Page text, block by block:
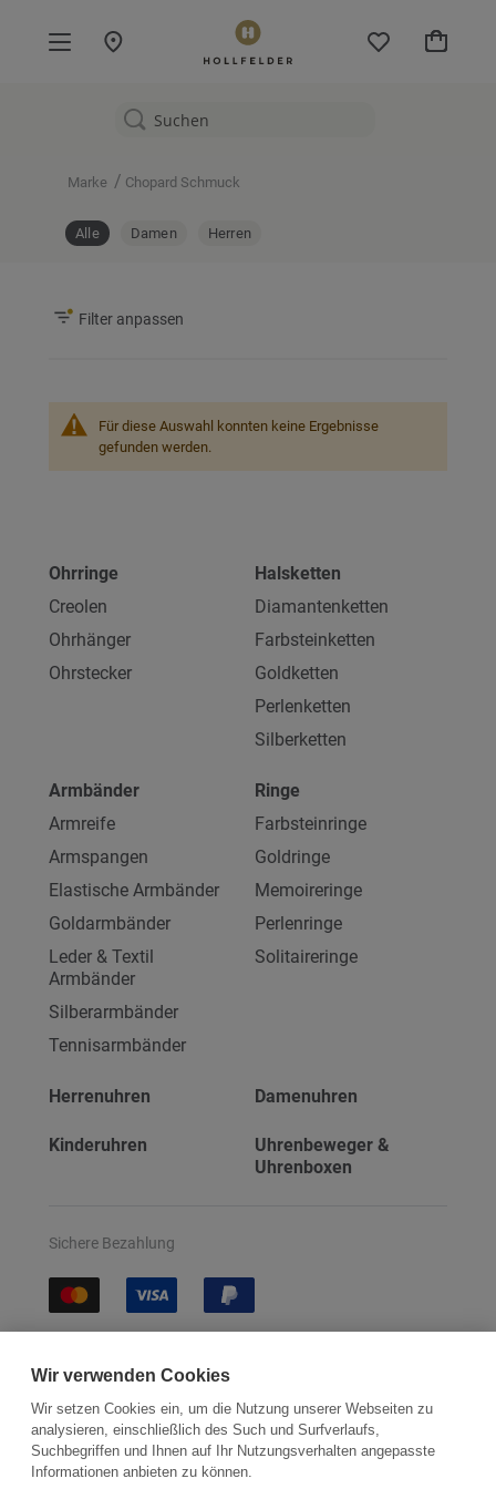
Mein
Marke / Chopard Schmuck
Alle Damen Herren
Für diese Auswahl konnten keine Ergebnisse
gefunden werden.
Filter anpassen
Ohrringe
Creolen
Ohrhänger
Ohrstecker
Halsketten
Diamantenketten
Farbsteinketten
Goldketten
Perlenketten
Silberketten
Armbänder
Armreife
Armspangen
Elastische Armbänder
Goldarmbänder
Leder & Textil
Armbänder
Silberarmbänder
Tennisarmbänder
Ringe
Farbsteinringe
Goldringe
Memoireringe
Perlenringe
Solitaireringe
Herrenuhren Damenuhren
Kinderuhren
Uhrenbeweger &
Uhrenboxen
Sichere Bezahlung
Wir verwenden Cookies
Wir setzen Cookies ein, um die Nutzung unserer Webseiten zu
analysieren, einschließlich des Such und Surfverlaufs,
Suchbegriffen und Ihnen auf Ihr Nutzungsverhalten angepasste
Informationen anbieten zu können.